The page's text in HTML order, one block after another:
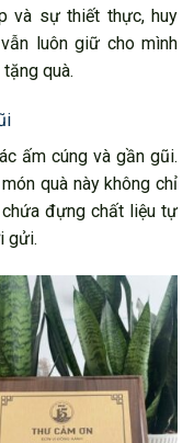
và sự thiết thực, huy
luôn giữ cho mình
quà.
ấm cúng và gần gũi.
quà này không chỉ
đựng chất liệu tự
gửi.